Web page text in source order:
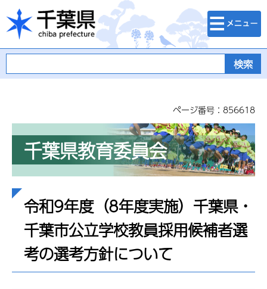
千葉県
検索・メニュ
ー
ページ番号：856618
千葉県教育委員会
令和9年度（8年度実施）千葉県・
千葉市公立学校教員採用候補者選
考の選考方針について